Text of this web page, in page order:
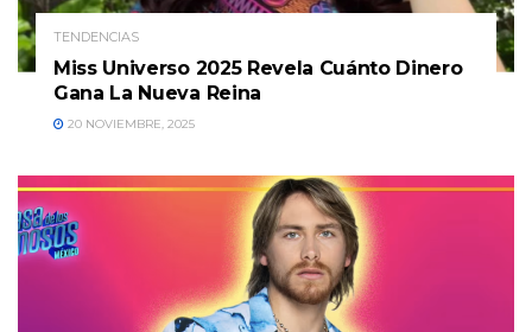
TENDENCIAS
Miss Universo 2025 Revela Cuánto Dinero
Gana La Nueva Reina
20 NOVIEMBRE, 2025